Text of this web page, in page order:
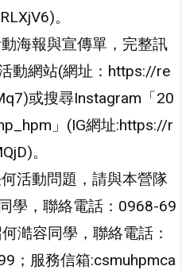
。
海報與宣傳單，完整訊
動網站(網址：https://re
或搜尋Instagram「20
」(IG網址:https://r
。
活動問題，請與本營隊
學，聯絡電話：0968-69
澔容同學，聯絡電話：
；服務信箱:csmuhpmca